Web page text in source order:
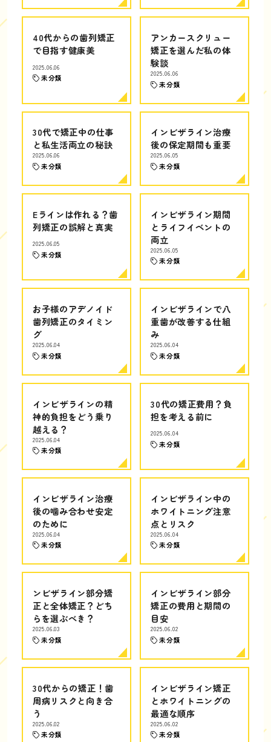
40代からの歯列矯正
で目指す健康美
2025.06.06
未分類
アンカースクリュー
矯正を選んだ私の体
験談
2025.06.06
未分類
30代で矯正中の仕事
と私生活両立の秘訣
2025.06.06
未分類
インビザライン治療
後の保定期間も重要
2025.06.05
未分類
Eラインは作れる？歯
列矯正の誤解と真実
2025.06.05
未分類
インビザライン期間
とライフイベントの
両立
2025.06.05
未分類
お子様のアデノイド
歯列矯正のタイミン
グ
2025.06.04
未分類
インビザラインで八
重歯が改善する仕組
み
2025.06.04
未分類
インビザラインの精
神的負担をどう乗り
越える？
2025.06.04
未分類
30代の矯正費用？負
担を考える前に
2025.06.04
未分類
インビザライン治療
後の噛み合わせ安定
のために
2025.06.04
未分類
インビザライン中の
ホワイトニング注意
点とリスク
2025.06.04
未分類
ンビザライン部分矯
正と全体矯正？どち
らを選ぶべき？
2025.06.03
未分類
インビザライン部分
矯正の費用と期間の
目安
2025.06.02
未分類
30代からの矯正！歯
周病リスクと向き合
う
2025.06.02
未分類
インビザライン矯正
とホワイトニングの
最適な順序
2025.06.02
未分類